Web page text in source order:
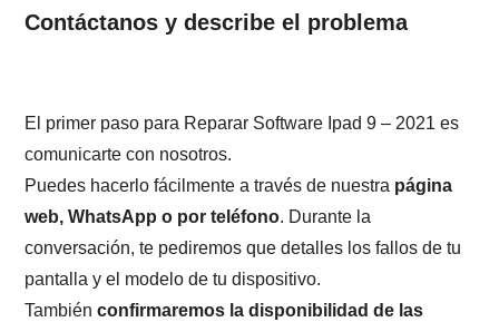
Contáctanos y describe el problema
El primer paso para Reparar Software Ipad 9 – 2021 es
comunicarte con nosotros.
Puedes hacerlo fácilmente a través de nuestra página
web, WhatsApp o por teléfono. Durante la
conversación, te pediremos que detalles los fallos de tu
pantalla y el modelo de tu dispositivo.
Tambiénconfirmaremos la disponibilidad de las